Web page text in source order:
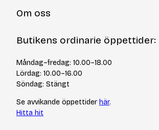
Återköp via formulär
Frågor och svar
Cookiepolicy
Integritetspolicy
Om oss
Om Yllotyll
Kurser & events
Tips & tekniker
Varumärken
Jobba hos oss
Butikens ordinarie öppettider:
Måndag–fredag: 10.00–18.00
Lördag: 10.00–16.00
Söndag: Stängt
Se avvikande öppettider här.
Hitta hit